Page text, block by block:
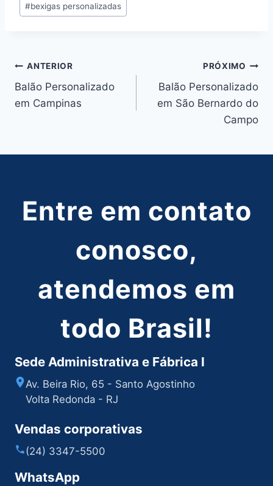
Post:
#bexigas personalizadas
Navegação
de
ANTERIOR
Balão Personalizado
em Campinas
PRÓXIMO
Balão Personalizado
em São Bernardo do
Campo
Entre em contato
conosco,
atendemos em
todo Brasil!
Sede Administrativa e Fábrica I
Av. Beira Rio, 65 - Santo Agostinho
Volta Redonda - RJ
Vendas corporativas
(24) 3347-5500
WhatsApp